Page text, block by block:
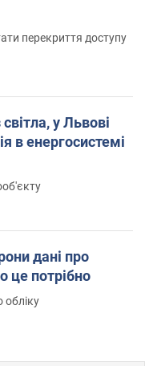
перекриття доступу
у Львові
в енергосистемі
дані про
це потрібно
обліку